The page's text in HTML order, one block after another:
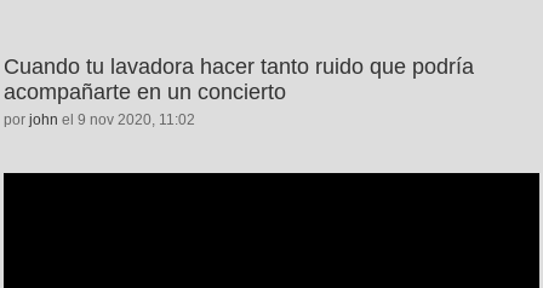
Cuando tu lavadora hacer tanto ruido que podría
acompañarte en un concierto
por john el 9 nov 2020, 11:02